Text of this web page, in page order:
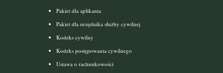
Pakiet dla aplikanta
Pakiet dla urzędnika służby cywilnej
Kodeks cywilny
Kodeks postępowania cywilnego
Ustawa o rachunkowości